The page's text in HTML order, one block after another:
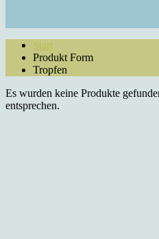
Start
Produkt Form
Tropfen
Es wurden keine Produkte
entsprechen.